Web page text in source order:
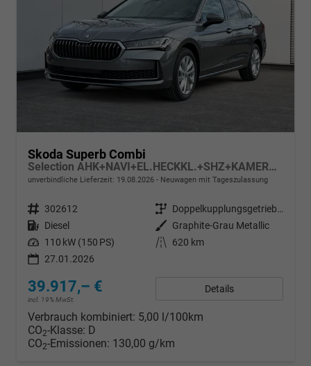
Skoda Superb Combi
Selection AHK+NAVI+EL.HECKKL.+SHZ+KAMERA+LED
unverbindliche Lieferzeit: 19.08.2026 Neuwagen mit Tageszulassung
Fahrzeugnr. 302612 Getriebe
Doppelkupplungsgetriebe (DSG)
Kraftstoff Diesel Außenfarbe
Graphite-Grau Metallic
Leistung 110 kW (150 PS) Kilometerstand
620 km
27.01.2026
39.917,– €
incl. 19% MwSt.
Details
Verbrauch kombiniert: 5,00 l/100km
CO2-Klasse: D
CO2-Emissionen: 130,00 g/km